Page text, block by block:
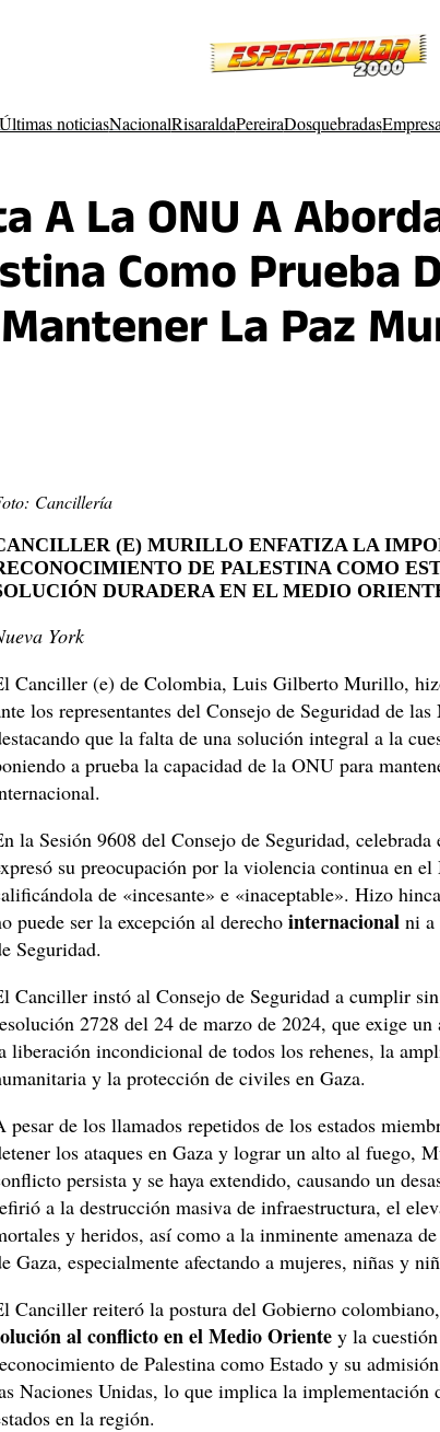
Últimas noticiasNacionalRisaraldaPereiraDosquebradas
A La ONU A
Como Prueba
La Paz
Cancillería
(E) MURILLO ENFATIZA LA
DE PALESTINA COMO
DURADERA EN EL MEDIO
York
Canciller (e) de Colombia, Luis Gilberto Murillo,
los representantes del Consejo de Seguridad de las
que la falta de una solución integral a la
a prueba la capacidad de la ONU para
la Sesión 9608 del Consejo de Seguridad,
su preocupación por la violencia continua en
de «incesante» e «inaceptable». Hizo
puede ser la excepción al derechointernacional ni a
Seguridad.
Canciller instó al Consejo de Seguridad a cumplir
2728 del 24 de marzo de 2024, que exige
liberación incondicional de todos los rehenes, la
y la protección de civiles en Gaza.
pesar de los llamados repetidos de los estados
los ataques en Gaza y lograr un alto al fuego,
persista y se haya extendido, causando un
a la destrucción masiva de infraestructura, el
y heridos, así como a la inminente amenaza
Gaza, especialmente afectando a mujeres, niñas y
Canciller reiteró la postura del Gobierno
al conflicto en el Medio Orientey la cuestión
de Palestina como Estado y su
Naciones Unidas, lo que implica la implementación
en la región.